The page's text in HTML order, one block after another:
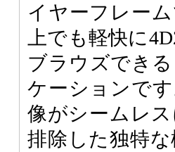
イヤーフレー
上でも軽快に
ブラウズでき
ケーションで
像がシームレ
排除した独特